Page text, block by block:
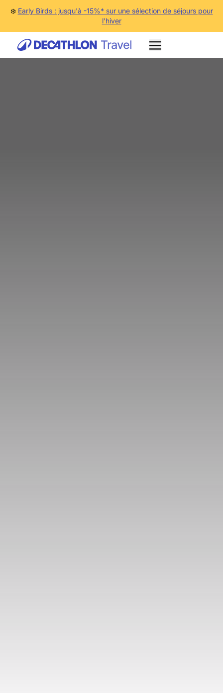
❄️ Early Birds : jusqu'à -15%* sur une sélection de séjours pour
l'hiver